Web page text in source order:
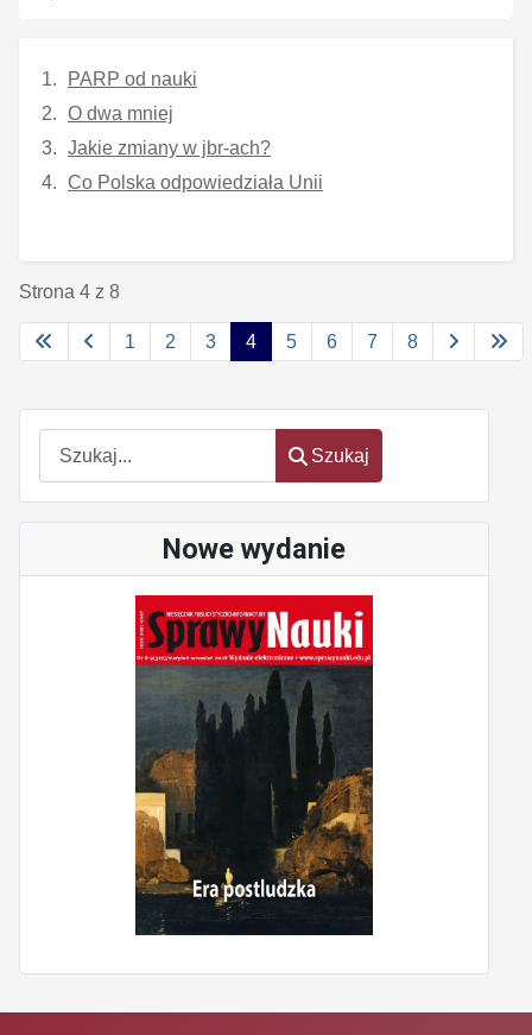
Szukaj
Szukaj
Nowe wydanie
PARP od nauki
O dwa mniej
Jakie zmiany w jbr-ach?
Co Polska odpowiedziała Unii
Strona 4 z 8
1 2 3 4 5 6 7 8